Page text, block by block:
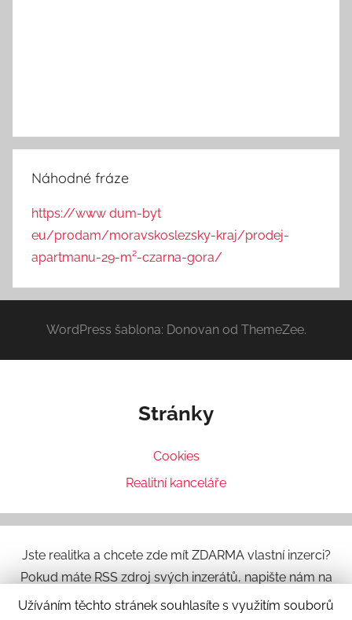
Náhodné fráze
https://www dum-byt
eu/prodam/moravskoslezsky-kraj/prodej-
apartmanu-29-m²-czarna-gora/
WordPress šablona: Donovan od ThemeZee.
Stránky
Cookies
Realitní kanceláře
Jste realitka a chcete zde mít ZDARMA vlastní inzerci?
Pokud máte RSS zdroj svých inzerátů, napište nám na
info@dum-byt.eu.
Užíváním těchto stránek souhlasíte s využitím souborů